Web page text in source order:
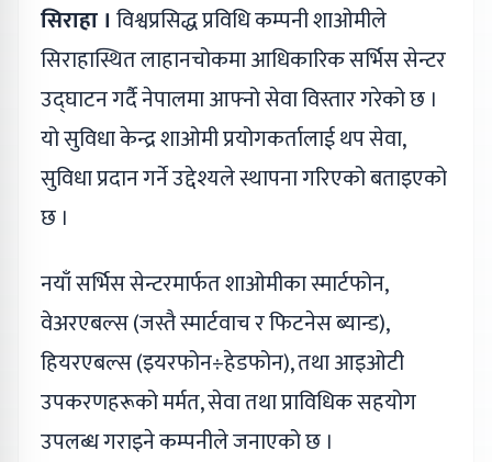
सिराहा । विश्वप्रसिद्ध प्रविधि कम्पनी शाओमीले
सिराहास्थित लाहानचोकमा आधिकारिक सर्भिस सेन्टर
उद्घाटन गर्दै नेपालमा आफ्नो सेवा विस्तार गरेको छ ।
यो सुविधा केन्द्र शाओमी प्रयोगकर्तालाई थप सेवा,
सुविधा प्रदान गर्ने उद्देश्यले स्थापना गरिएको बताइएको
छ ।
नयाँ सर्भिस सेन्टरमार्फत शाओमीका स्मार्टफोन,
वेअरएबल्स (जस्तै स्मार्टवाच र फिटनेस ब्यान्ड),
हियरएबल्स (इयरफोन÷हेडफोन), तथा आइओटी
उपकरणहरूको मर्मत, सेवा तथा प्राविधिक सहयोग
उपलब्ध गराइने कम्पनीले जनाएको छ ।